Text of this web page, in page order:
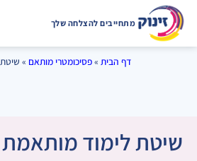
מתחייבים להצלחה שלך
דף הבית »פסיכומטרי מותאם »
שיטת לימוד מותאמת